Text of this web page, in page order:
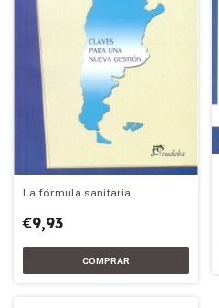
La fórmula sanitaria
€9,93